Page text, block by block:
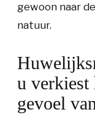
gewoon naar
natuur.
u verkiest
gevoel